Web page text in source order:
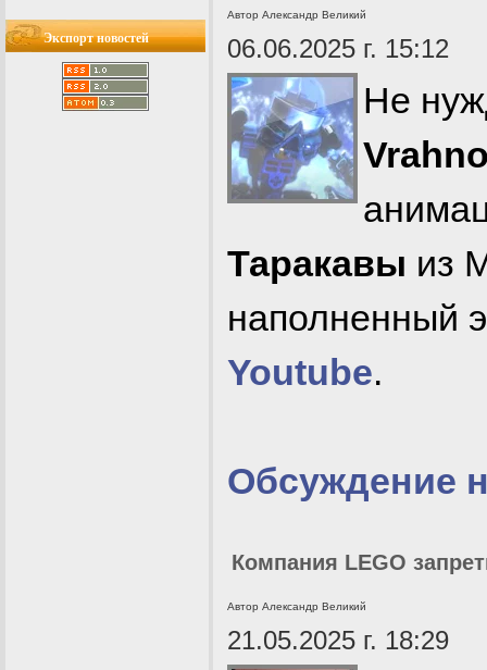
Экспорт новостей
Автор Александр Великий
06.06.2025 г. 15:12
Не
Таракавы из
наполненный
Youtube.
Обсуждение
Компания LEGO
Автор Александр Великий
21.05.2025 г. 18:29